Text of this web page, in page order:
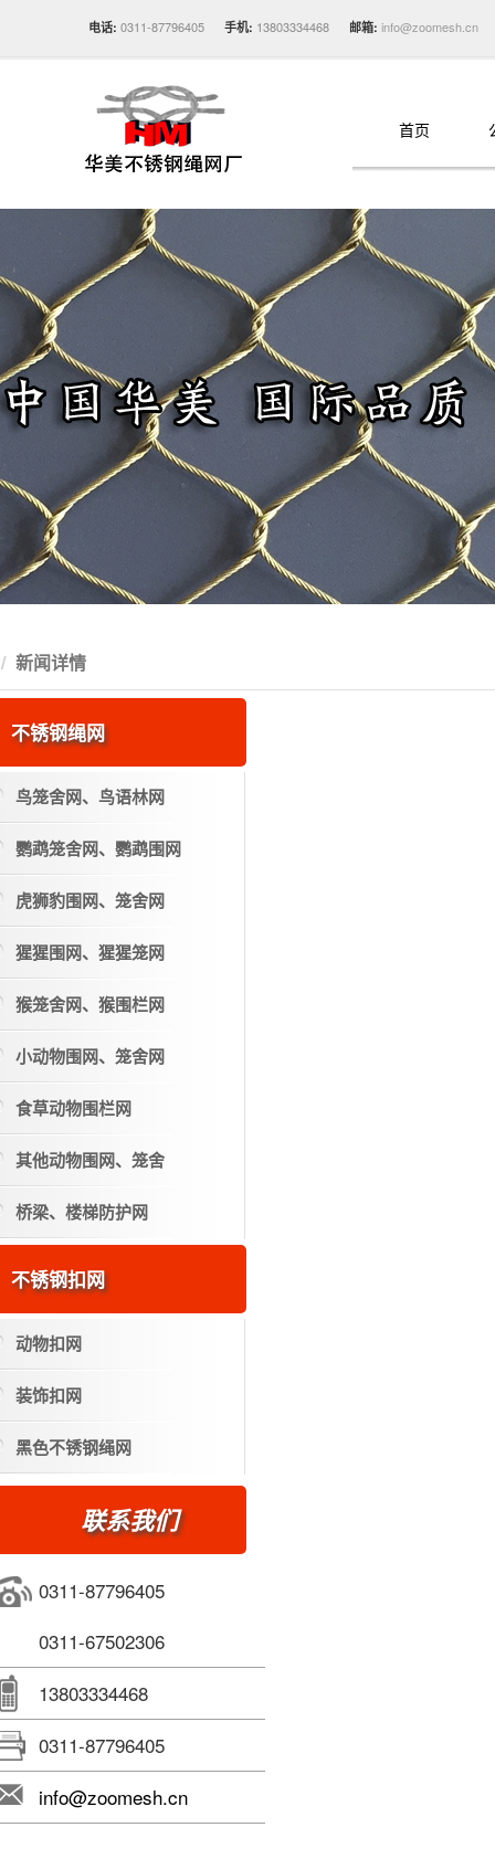
电话: 0311-87796405 手机: 13803334468 邮箱: info@zoomesh.cn
首页
新闻详情
不锈钢绳网
鸟笼舍网、鸟语林网
鹦鹉笼舍网、鹦鹉围网
虎狮豹围网、笼舍网
猩猩围网、猩猩笼网
猴笼舍网、猴围栏网
小动物围网、笼舍网
食草动物围栏网
其他动物围网、笼舍
桥梁、楼梯防护网
不锈钢扣网
动物扣网
装饰扣网
黑色不锈钢绳网
联系我们
0311-87796405
0311-67502306
13803334468
0311-87796405
info@zoomesh.cn